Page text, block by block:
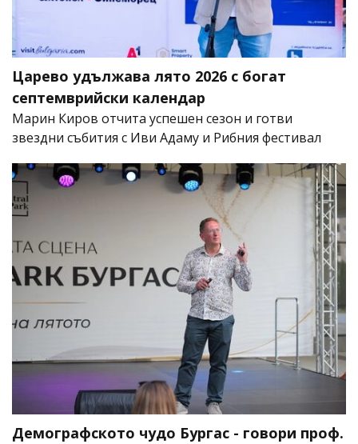
Царево удължава лято 2026 с богат
септемврийски календар
Марин Киров отчита успешен сезон и готви
звездни събития с Иви Адаму и Рибния фестивал
Демографското чудо Бургас - говори проф.